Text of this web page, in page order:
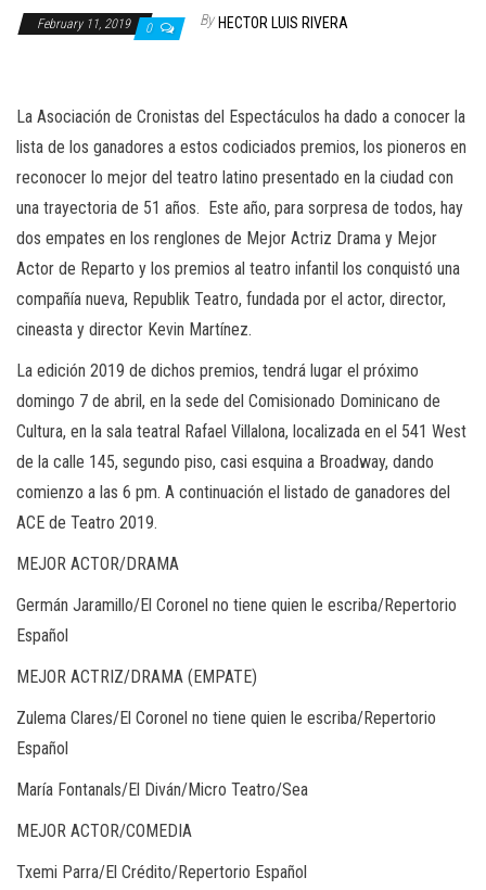
February 11, 2019 0 By HECTOR LUIS RIVERA
La Asociación de Cronistas del Espectáculos ha dado a conocer la
lista de los ganadores a estos codiciados premios, los pioneros en
reconocer lo mejor del teatro latino presentado en la ciudad con
una trayectoria de 51 años. Este año, para sorpresa de todos, hay
dos empates en los renglones de Mejor Actriz Drama y Mejor
Actor de Reparto y los premios al teatro infantil los conquistó una
compañía nueva, Republik Teatro, fundada por el actor, director,
cineasta y director Kevin Martínez.
La edición 2019 de dichos premios, tendrá lugar el próximo
domingo 7 de abril, en la sede del Comisionado Dominicano de
Cultura, en la sala teatral Rafael Villalona, localizada en el 541 West
de la calle 145, segundo piso, casi esquina a Broadway, dando
comienzo a las 6 pm. A continuación el listado de ganadores del
ACE de Teatro 2019.
MEJOR ACTOR/DRAMA
Germán Jaramillo/El Coronel no tiene quien le escriba/Repertorio
Español
MEJOR ACTRIZ/DRAMA (EMPATE)
Zulema Clares/El Coronel no tiene quien le escriba/Repertorio
Español
María Fontanals/El Diván/Micro Teatro/Sea
MEJOR ACTOR/COMEDIA
Txemi Parra/El Crédito/Repertorio Español